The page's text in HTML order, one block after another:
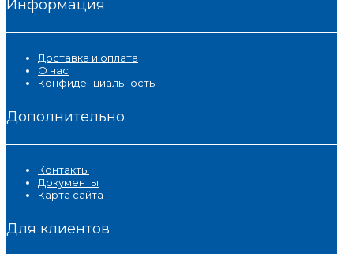
Информация
Доставка и оплата
О нас
Конфиденциальность
Дополнительно
Контакты
Документы
Карта сайта
Для клиентов